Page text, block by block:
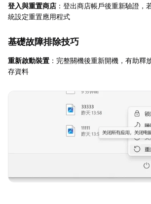
登入與重置商店 ：登出商店帳戶後重新驗證，
統設定重置應用程式
基礎故障排除技巧
重新啟動裝置 ：完整關機後重新開機，有助釋
存資料